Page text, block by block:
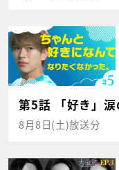
第5話 「好き」
8月8日(土)放送分